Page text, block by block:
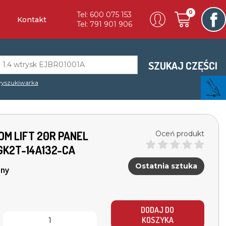
Kontakt
Tel: 600 075 153
Tel: 791 901 906
0
SZUKAJ CZĘŚCI
LIFT 20R PANEL
14A132-CA
Oceń produkt
Ostatnia sztuka
DODAJ DO
KOSZYKA